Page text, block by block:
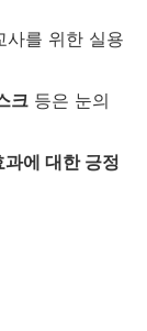
사를 위한 실용
크 등은 눈의
에 대한 긍정